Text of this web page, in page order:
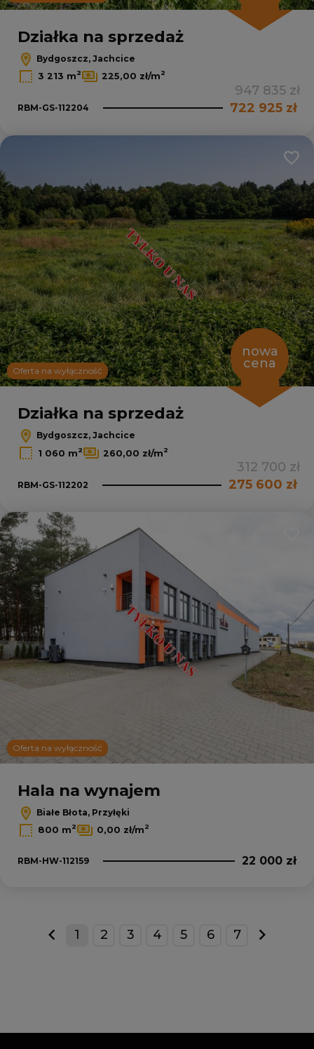
Działka na sprzedaż
Bydgoszcz, Jachcice
3 213 m2 225,00 zł/m2
947 835 zł
RBM-GS-112204 722 925 zł
Oferta na wyłączność
nowa
cena
Działka na sprzedaż
Bydgoszcz, Jachcice
1 060 m2 260,00 zł/m2
312 700 zł
RBM-GS-112202 275 600 zł
Oferta na wyłączność
Hala na wynajem
Białe Błota, Przyłęki
800 m2 0,00 zł/m2
RBM-HW-112159 22 000 zł
prev
1 2 3 4 5 6 7
next